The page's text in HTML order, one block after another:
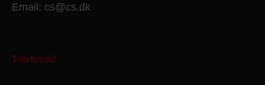
Email: cs@cs.dk
Telefontid